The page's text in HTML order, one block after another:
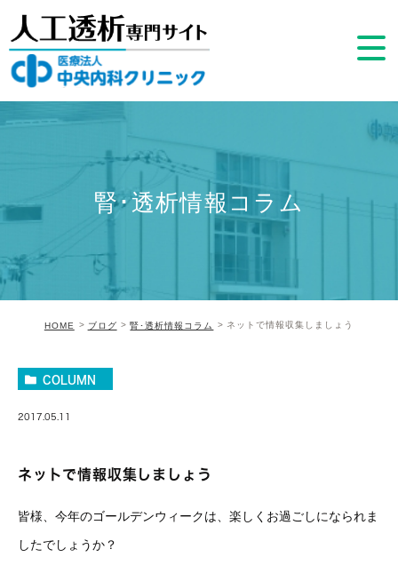
腎･透析情報コラム
HOME ブログ 腎･透析情報コラム ネットで情報収集しましょう
COLUMN
2017.05.11
ネットで情報収集しましょう
皆様、今年のゴールデンウィークは、楽しくお過ごしになられま
したでしょうか？